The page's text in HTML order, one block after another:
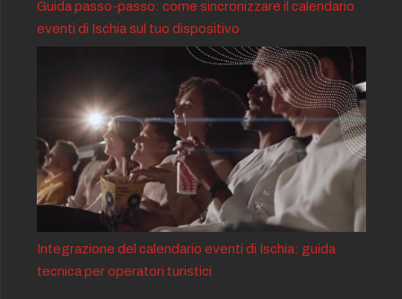
Guida passo-passo: come sincronizzare il calendario
eventi di Ischia sul tuo dispositivo
Integrazione del calendario eventi di Ischia: guida
tecnica per operatori turistici